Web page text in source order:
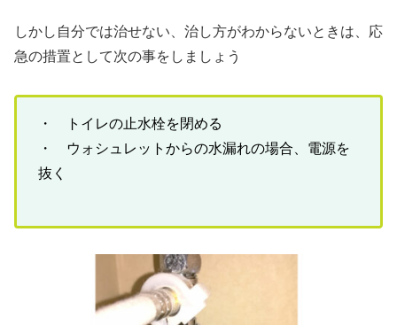
しかし自分では治せない、治し方がわからないときは、応
急の措置として次の事をしましょう
・ トイレの止水栓を閉める
・ ウォシュレットからの水漏れの場合、電源を
抜く